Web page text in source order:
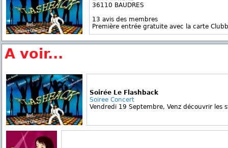
36110 BAUDRES
13 avis des membres
Première entrée gratuite avec la carte
A voir...
Soirée Le Flashback
Soiree Concert
Vendredi 19 Septembre, Venz découvrir les